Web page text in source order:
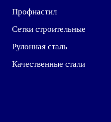
Профнастил
Сетки строительные
Рулонная сталь
Качественные стали